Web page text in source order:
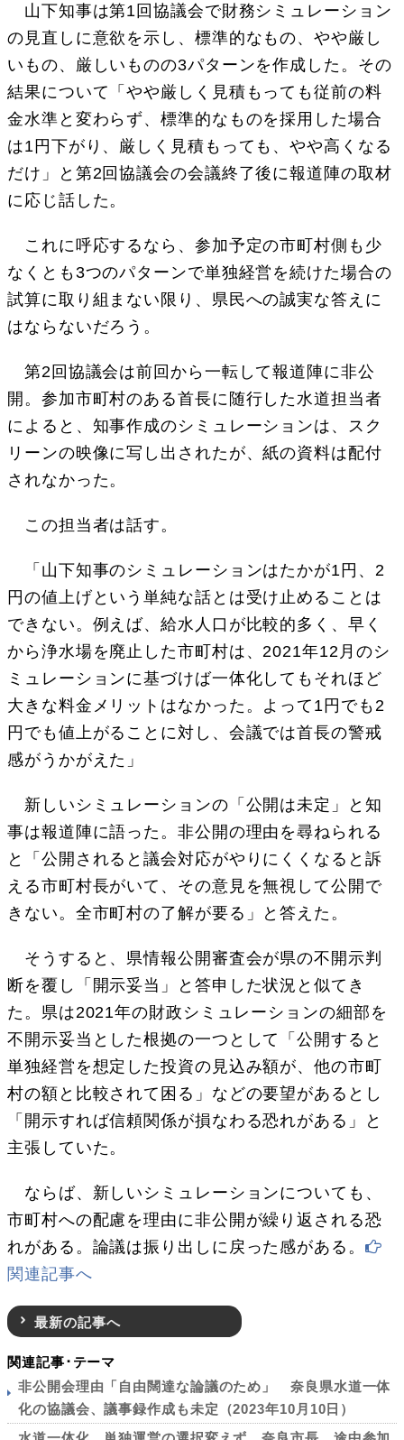
山下知事は第1回協議会で財務シミュレーション
の見直しに意欲を示し、標準的なもの、やや厳し
いもの、厳しいものの3パターンを作成した。その
結果について「やや厳しく見積もっても従前の料
金水準と変わらず、標準的なものを採用した場合
は1円下がり、厳しく見積もっても、やや高くなる
だけ」と第2回協議会の会議終了後に報道陣の取材
に応じ話した。
これに呼応するなら、参加予定の市町村側も少
なくとも3つのパターンで単独経営を続けた場合の
試算に取り組まない限り、県民への誠実な答えに
はならないだろう。
第2回協議会は前回から一転して報道陣に非公
開。参加市町村のある首長に随行した水道担当者
によると、知事作成のシミュレーションは、スク
リーンの映像に写し出されたが、紙の資料は配付
されなかった。
この担当者は話す。
「山下知事のシミュレーションはたかが1円、2
円の値上げという単純な話とは受け止めることは
できない。例えば、給水人口が比較的多く、早く
から浄水場を廃止した市町村は、2021年12月のシ
ミュレーションに基づけば一体化してもそれほど
大きな料金メリットはなかった。よって1円でも2
円でも値上がることに対し、会議では首長の警戒
感がうかがえた」
新しいシミュレーションの「公開は未定」と知
事は報道陣に語った。非公開の理由を尋ねられる
と「公開されると議会対応がやりにくくなると訴
える市町村長がいて、その意見を無視して公開で
きない。全市町村の了解が要る」と答えた。
そうすると、県情報公開審査会が県の不開示判
断を覆し「開示妥当」と答申した状況と似てき
た。県は2021年の財政シミュレーションの細部を
不開示妥当とした根拠の一つとして「公開すると
単独経営を想定した投資の見込み額が、他の市町
村の額と比較されて困る」などの要望があるとし
「開示すれば信頼関係が損なわる恐れがある」と
主張していた。
ならば、新しいシミュレーションについても、
市町村への配慮を理由に非公開が繰り返される恐
れがある。論議は振り出しに戻った感がある。
関連記事へ
最新の記事へ
関連記事･テーマ
非公開会理由「自由闊達な論議のため」 奈良県水道一体
化の協議会、議事録作成も未定（2023年10月10日）